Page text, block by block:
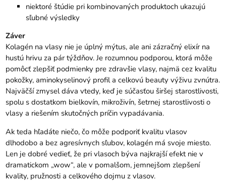
niektoré štúdie pri kombinovaných produktoch ukazujú
sľubné výsledky
Záver
Kolagén na vlasy nie je úplný mýtus, ale ani zázračný elixír na
hustú hrivu za pár týždňov. Je rozumnou podporou, ktorá môže
pomôcť zlepšiť podmienky pre zdravšie vlasy, najmä cez kvalitu
pokožky, aminokyselinový profil a celkovú beauty výživu zvnútra.
Najväčší zmysel dáva vtedy, keď je súčasťou širšej starostlivosti,
spolu s dostatkom bielkovín, mikroživín, šetrnej starostlivosti o
vlasy a riešením skutočných príčin vypadávania.
Ak teda hľadáte niečo, čo môže podporiť kvalitu vlasov
dlhodobo a bez agresívnych sľubov, kolagén má svoje miesto.
Len je dobré vedieť, že pri vlasoch býva najkrajší efekt nie v
dramatickom „wow“, ale v pomalšom, jemnejšom zlepšení
kvality, pružnosti a celkového dojmu z vlasov.